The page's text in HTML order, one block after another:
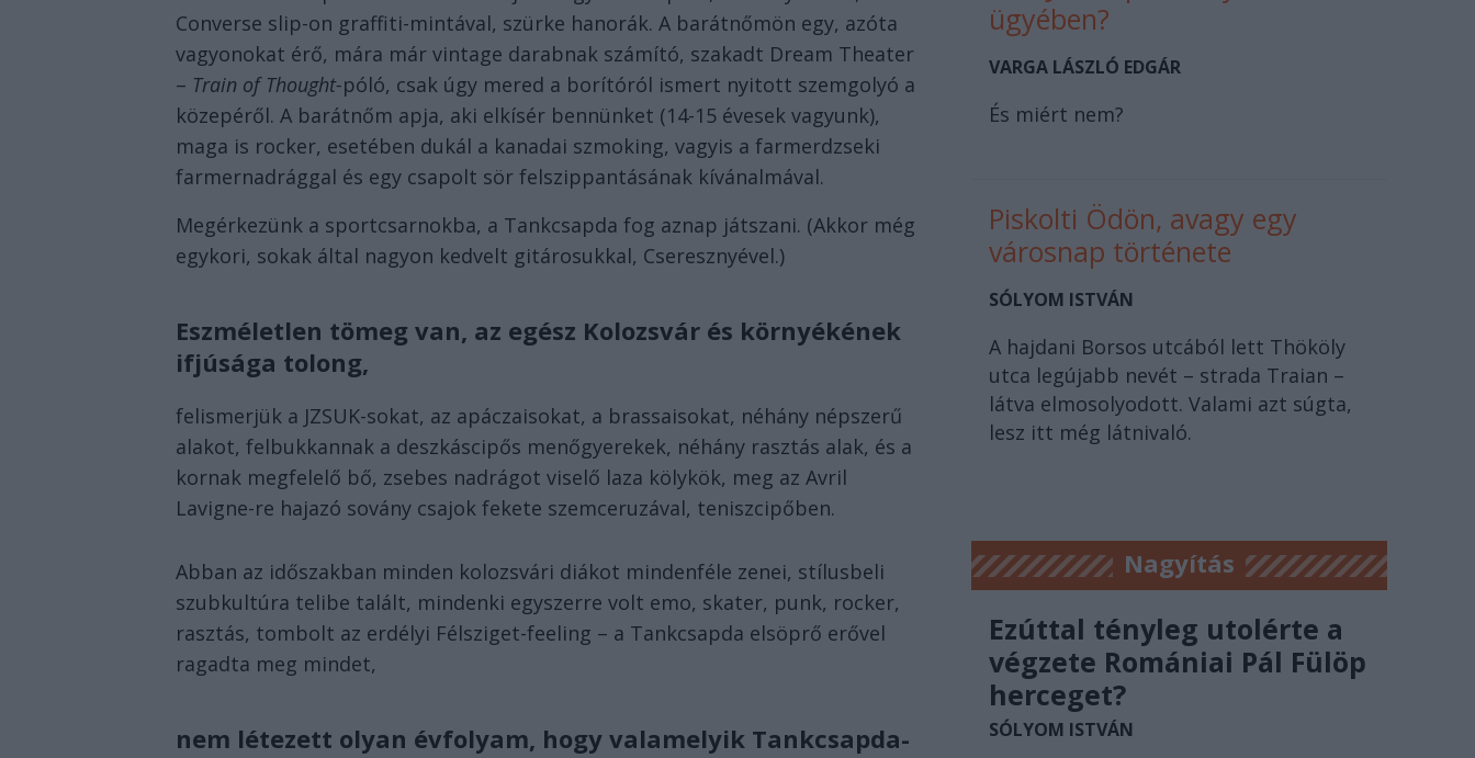
Converse slip-on graffiti-mintával, szürke hanorák. A barátnőmön egy, azóta
vagyonokat érő, mára már vintage darabnak számító, szakadt Dream Theater
– Train of Thought-póló, csak úgy mered a borítóról ismert nyitott szemgolyó a
közepéről. A barátnőm apja, aki elkísér bennünket (14-15 évesek vagyunk),
maga is rocker, esetében dukál a kanadai szmoking, vagyis a farmerdzseki
farmernadrággal és egy csapolt sör felszippantásának kívánalmával.
Megérkezünk a sportcsarnokba, a Tankcsapda fog aznap játszani. (Akkor még
egykori, sokak által nagyon kedvelt gitárosukkal, Cseresznyével.)
Eszméletlen tömeg van, az egész Kolozsvár és környékének
ifjúsága tolong,
felismerjük a JZSUK-sokat, az apáczaisokat, a brassaisokat, néhány népszerű
alakot, felbukkannak a deszkáscipős menőgyerekek, néhány rasztás alak, és a
kornak megfelelő bő, zsebes nadrágot viselő laza kölykök, meg az Avril
Lavigne-re hajazó sovány csajok fekete szemceruzával, teniszcipőben.
Abban az időszakban minden kolozsvári diákot mindenféle zenei, stílusbeli
szubkultúra telibe talált, mindenki egyszerre volt emo, skater, punk, rocker,
rasztás, tombolt az erdélyi Félsziget-feeling – a Tankcsapda elsöprő erővel
ragadta meg mindet,
nem létezett olyan évfolyam, hogy valamelyik Tankcsapda-
ügyében?
VARGA LÁSZLÓ EDGÁR
És miért nem?
Piskolti Ödön, avagy egy
városnap története
SÓLYOM ISTVÁN
A hajdani Borsos utcából lett Thököly
utca legújabb nevét – strada Traian –
látva elmosolyodott. Valami azt súgta,
lesz itt még látnivaló.
Nagyítás
Ezúttal tényleg utolérte a
végzete Romániai Pál Fülöp
herceget?
SÓLYOM ISTVÁN